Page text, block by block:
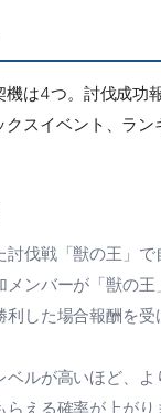
機は4つ。討伐成功
クスイベント、ラン
討伐戦「獣の王」で
メンバーが「獣の王
利した場合報酬を受
ベルが高いほど、よ
らえる確率が上がり